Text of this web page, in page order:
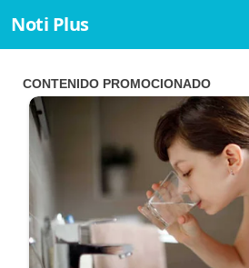
Noti Plus